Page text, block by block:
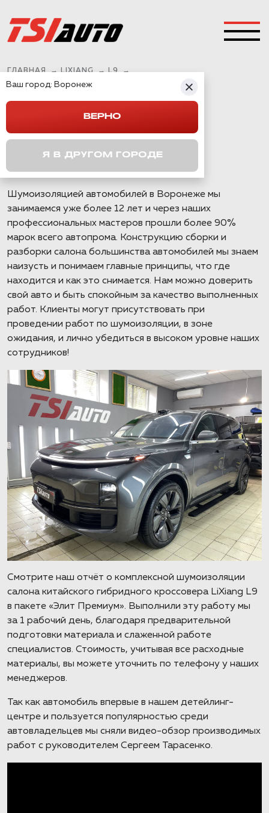
ГЛАВНАЯ → LIXIANG → L9 →
ШУМОИЗОЛЯЦИЯ LIXIANG L9 В ВОРОНЕЖЕ
Шумоизоляцией автомобилей в Воронеже мы
занимаемся уже более 12 лет и через наших
профессиональных мастеров прошли более 90%
марок всего автопрома. Конструкцию сборки и
разборки салона большинства автомобилей мы знаем
наизусть и понимаем главные принципы, что где
находится и как это снимается. Нам можно доверить
свой авто и быть спокойным за качество выполненных
работ. Клиенты могут присутствовать при
проведении работ по шумоизоляции, в зоне
ожидания, и лично убедиться в высоком уровне наших
сотрудников!
Смотрите наш отчёт о комплексной шумоизоляции
салона китайского гибридного кроссовера LiXiang L9
в пакете «Элит Премиум». Выполнили эту работу мы
за 1 рабочий день, благодаря предварительной
подготовки материала и слаженной работе
специалистов. Стоимость, учитывая все расходные
материалы, вы можете уточнить по телефону у наших
менеджеров.
Так как автомобиль впервые в нашем детейлинг-
центре и пользуется популярностью среди
автовладельцев мы сняли видео-обзор производимых
работ с руководителем Сергеем Тарасенко.
Ваш город: Воронеж
ВЕРНО
Я В ДРУГОМ ГОРОДЕ